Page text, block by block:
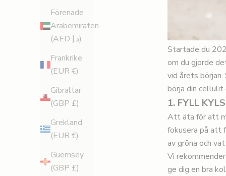
Förenade
Arabemiraten
(AED د.إ)
Frankrike
(EUR €)
Gibraltar
(GBP £)
Grekland
(EUR €)
Guernsey
(GBP £)
Startade du
om du gjorde
vid årets
börja din
1. FYLL
Att äta för att
fokusera på att
av gröna och
Vi
ge dig en bra